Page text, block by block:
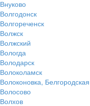
Внуково
Волгодонск
Волгореченск
Волжск
Волжский
Вологда
Володарск
Волоколамск
Волоконовка,
Волосово
Волхов